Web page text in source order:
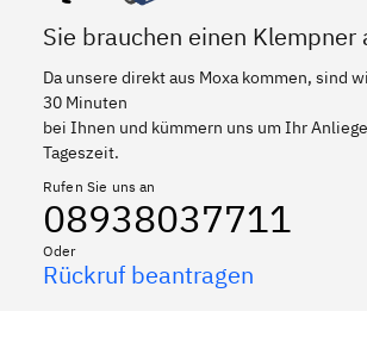
Sie brauchen einen Klempner
Da unsere direkt aus Moxa kommen, sind
30 Minuten
bei Ihnen und kümmern uns um Ihr
Tageszeit.
Rufen Sie uns an
08938037711
Oder
Rückruf beantragen